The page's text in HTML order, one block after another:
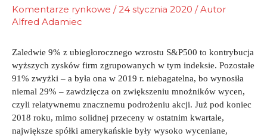
Komentarze rynkowe /24 stycznia 2020 / Autor
Alfred Adamiec
Zaledwie 9% z ubiegłorocznego wzrostu S&P500 to kontrybucja
wyższych zysków firm zgrupowanych w tym indeksie. Pozostałe
91% zwyżki – a była ona w 2019 r. niebagatelna, bo wynosiła
niemal 29% – zawdzięcza on zwiększeniu mnożników wycen,
czyli relatywnemu znacznemu podrożeniu akcji. Już pod koniec
2018 roku, mimo solidnej przeceny w ostatnim kwartale,
największe spółki amerykańskie były wysoko wyceniane,